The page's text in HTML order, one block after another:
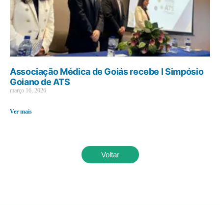
Associação Médica de Goiás recebe I Simpósio
Goiano de ATS
março 16, 2026
Ver mais
Voltar